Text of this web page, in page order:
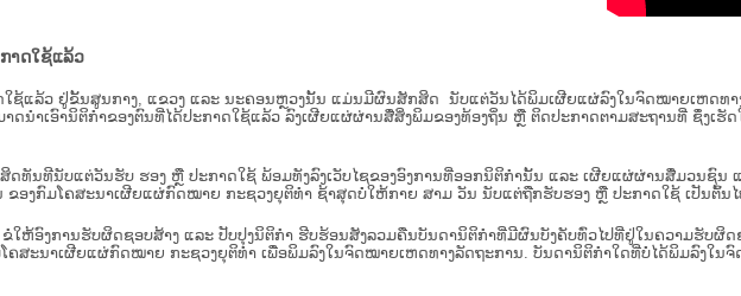
າດໃຊ້ແລ້ວ
ຊ້ແລ້ວ ຢູ່ຂັ້ນ​ສູນ​ກາງ, ແຂວງ ແລະ ນະຄອນຫຼວງນັ້ນ ແມ່ນມີຜົນສັກສິດ ນັບ​ແຕ່​ວັນໄດ້ພິມເຜີຍແຜ່ລົງໃນຈົດໝາຍເຫດທາງ
ນຳເອົານິຕິກຳຂອງຕົນທີ່ໄດ້ປະກາດໃຊ້ແລ້ວ ລົງ​ເຜີຍແຜ່​ຜ່ານ​ສື່ສິ່ງພິມຂອງທ້ອງຖິ່ນ ຫຼື ຕິດປະກາດຕາມສະຖານທີ່ ຊຶ່ງເຮັດ
ທັນທີນັບແຕ່ວັນຮັບ ຮອງ ຫຼື ປະກາດໃຊ້ ພ້ອມທັງລົງເວັບໄຊຂອງອົງການທີ່ອອກນິຕິກໍານັ້ນ ແລະ ເຜີຍແຜ່ຜ່ານສື່ມວນຊົນ ແ
ອງກົມໂຄສະນາເຜີຍແຜ່ກົດໝາຍ ກະຊວງຍຸຕິທໍາ ຊ້າສຸດບໍ່ໃຫ້ກາຍ ສາມ ວັນ ນັບແຕ່ຖືກຮັບຮອງ ຫຼື ປະກາດໃຊ້ ເປັນຕົ້ນໄ
ອົງ​ການ​ຮັບ​ຜິດ​ຊອບ​ສ້າງ ແລະ ປັບ​ປຸງນິ​ຕິ​ກຳ ຮີບຮ້ອນສັງລວມຄືນບັນດານິຕິກໍາທີ່ມີຜົນບັງຄັບທົ່ວໄປທີ່ຢູ່ໃນຄວາມຮັບຜິດ
ສະນາເຜີຍແຜ່ກົດໝາຍ ກະຊວງຍຸຕິທໍາ ເພື່ອພິມລົງໃນຈົດໝາຍເຫດທາງລັດຖະການ. ບັນ​ດາ​ນິ​ຕິ​ກຳ​ໃດ​ທີ່ບໍ່​ໄດ້​ພິມ​ລົງ​ໃນ​